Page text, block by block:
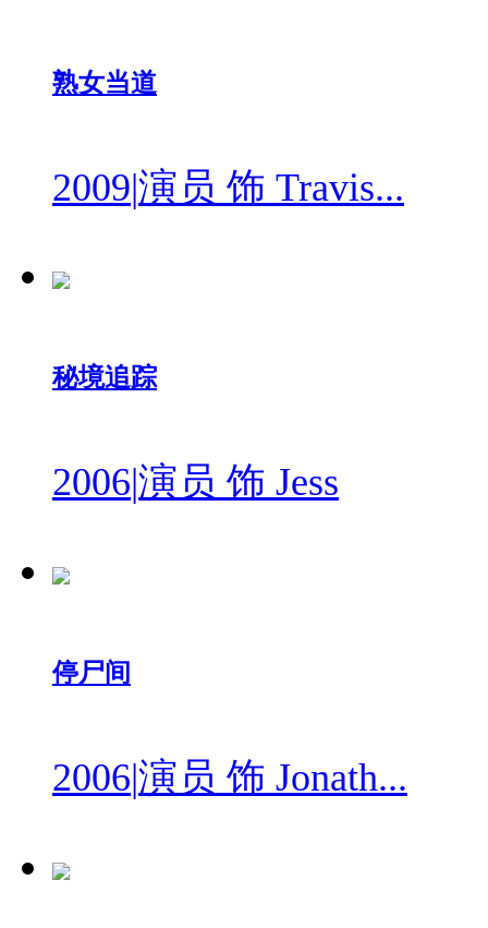
熟女当道
2009|演员 饰 Travis...
秘境追踪
2006|演员 饰 Jess
停尸间
2006|演员 饰 Jonath...